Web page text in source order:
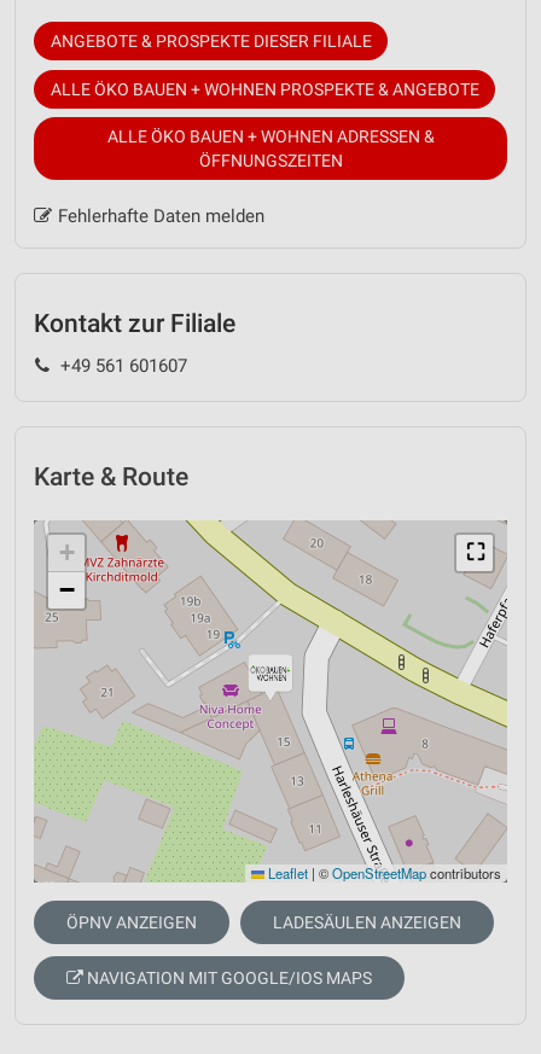
ANGEBOTE & PROSPEKTE DIESER FILIALE
ALLE ÖKO BAUEN + WOHNEN PROSPEKTE & ANGEBOTE
ALLE ÖKO BAUEN + WOHNEN ADRESSEN &
ÖFFNUNGSZEITEN
Fehlerhafte Daten melden
Kontakt zur Filiale
+49 561 601607
Karte & Route
⛶
+
−
Leaflet | ©OpenStreetMapcontributors
ÖPNV ANZEIGEN LADESÄULEN ANZEIGEN
NAVIGATION MIT GOOGLE/IOS MAPS